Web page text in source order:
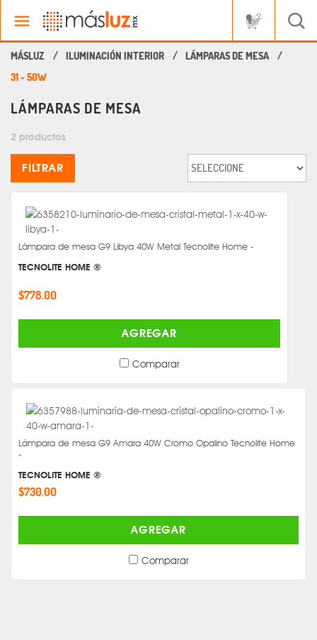
ILUMINACIÓN INTERIOR
LÁMPARAS DE MESA
31 - 50W
LÁMPARAS DE MESA
2 productos
FILTRAR
Lámpara de mesa G9 Libya 40W Metal Tecnolite Home -
TECNOLITE HOME ®
$778.00
AGREGAR
Comparar
Lámpara de mesa G9 Amara 40W Cromo Opalino Tecnolite Home
-
TECNOLITE HOME ®
$730.00
AGREGAR
Comparar